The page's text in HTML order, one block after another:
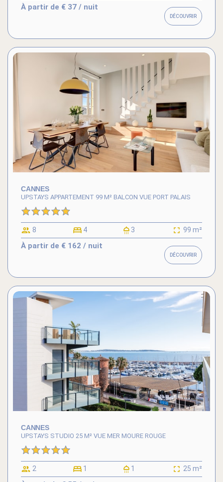
À partir de € 37 / nuit
DÉCOUVRIR
CANNES
UPSTAYS APPARTEMENT 99 M² BALCON VUE PORT PALAIS
8 4 3 99 m²
À partir de € 162 / nuit
DÉCOUVRIR
CANNES
UPSTAYS STUDIO 25 M² VUE MER MOURE ROUGE
2 1 1 25 m²